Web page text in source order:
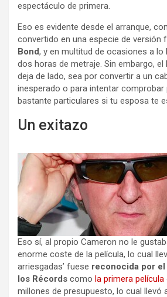
espectáculo de primera.
Eso es evidente desde el arranque,
convertido en una especie de versión
Bond, y en multitud de ocasiones a lo
dos horas de metraje. Sin embargo, el
deja de lado, sea por convertir a un
inesperado o para intentar
bastante particulares si tu esposa te
Un exitazo
Eso sí, al propio Cameron no le
enorme coste de la película, lo cual
arriesgadas’ fuese reconocida por
los Récords como la primera película
millones de presupuesto, lo cual llevó